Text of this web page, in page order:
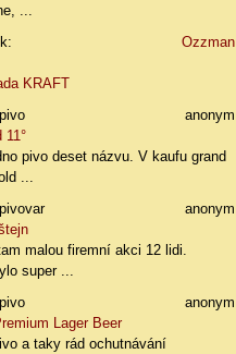
...
Ozzman
KRAFT
anonym
11°
pivo deset názvu. V kaufu grand
...
anonym
malou firemní akci 12 lidi.
super ...
anonym
Lager Beer
a taky rád ochutnávání